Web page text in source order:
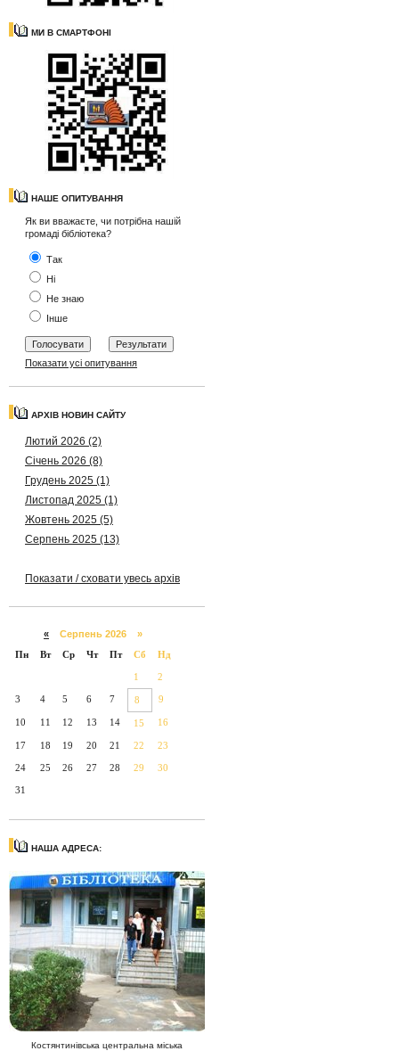
МИ В СМАРТФОНІ
НАШЕ ОПИТУВАННЯ
Як ви вважаєте, чи потрібна нашій
громаді бібліотека?
Так
Ні
Не знаю
Інше
Показати усі опитування
АРХІВ НОВИН САЙТУ
Лютий 2026 (2)
Січень 2026 (8)
Грудень 2025 (1)
Листопад 2025 (1)
Жовтень 2025 (5)
Серпень 2025 (13)
Показати / сховати увесь архів
« Серпень 2026 »
Пн
Вт Ср Чт Пт Сб Нд
1 2
3 4 5 6 7 8 9
10 11 12 13 14 15 16
17 18 19 20 21 22 23
24 25 26 27 28 29 30
31
НАША АДРЕСА:
Костянтинівська центральна міська